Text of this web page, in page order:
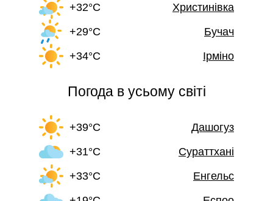
+32°C
Христинівка
+29°C
Бучач
+34°C
Ірміно
Погода в усьому світі
+39°C
Дашогуз
+31°C
Сураттхані
+33°C
Енгельс